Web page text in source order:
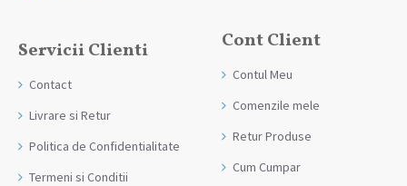
Servicii Clienti
Contact
Livrare si Retur
Politica de Confidentialitate
Termeni si Conditii
Cont Client
Contul Meu
Comenzile mele
Retur Produse
Cum Cumpar